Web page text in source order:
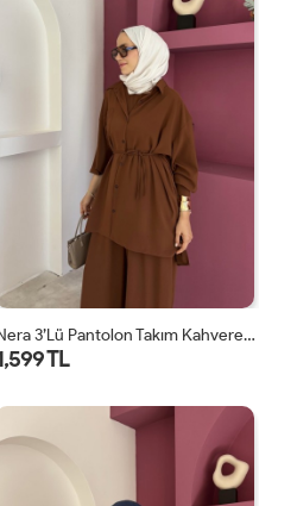
STD
Nera 3’lü Pantolon Takım Kahverengi
TL